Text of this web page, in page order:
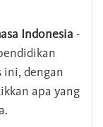
Indonesia -
ini, dengan
apa yang